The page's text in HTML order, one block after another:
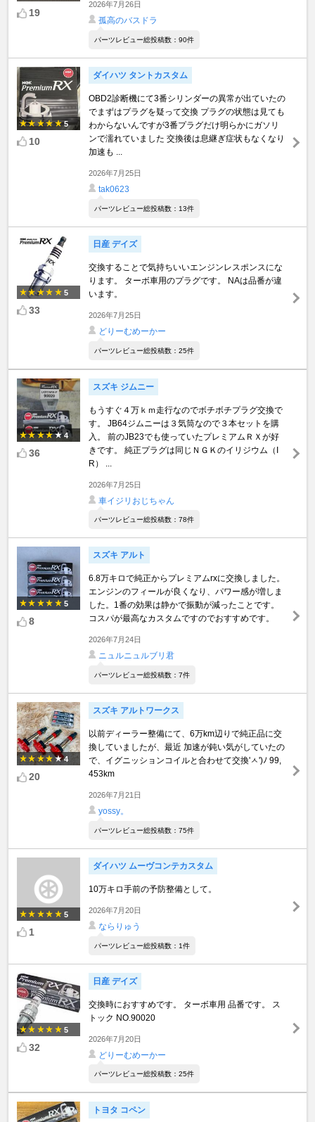
19
2026年7月26日
孤高のバスドラ
パーツレビュー総投稿数：90件
5
10
ダイハツ タントカスタム
OBD2診断機にて3番シリンダーの異常が出ていたの
でまずはプラグを疑って交換 プラグの状態は見ても
わからないんですが3番プラグだけ明らかにガソリ
ンで濡れていました 交換後は息継ぎ症状もなくなり
加速も ...
2026年7月25日
tak0623
パーツレビュー総投稿数：13件
5
33
日産 デイズ
交換することで気持ちいいエンジンレスポンスにな
ります。 ターボ車用のプラグです。 NAは品番が違
います。
2026年7月25日
どりーむめーかー
パーツレビュー総投稿数：25件
4
36
スズキ ジムニー
もうすぐ４万ｋｍ走行なのでボチボチプラグ交換で
す。 JB64ジムニーは３気筒なので３本セットを購
入。 前のJB23でも使っていたプレミアムＲＸが好
きです。 純正プラグは同じＮＧＫのイリジウム（I
R） ...
2026年7月25日
車イジリおじちゃん
パーツレビュー総投稿数：78件
5
8
スズキ アルト
6.8万キロで純正からプレミアムrxに交換しました。
エンジンのフィールが良くなり、パワー感が増しま
した。1番の効果は静かで振動が減ったことです。
コスパが最高なカスタムですのでおすすめです。
2026年7月24日
ニュルニュルブリ君
パーツレビュー総投稿数：7件
4
20
スズキ アルトワークス
以前ディーラー整備にて、6万km辺りで純正品に交
換していましたが、最近 加速が鈍い気がしていたの
で、イグニッションコイルと合わせて交換'ㅅ')ﾉ 99,
453km
2026年7月21日
yossy。
パーツレビュー総投稿数：75件
5
1
ダイハツ ムーヴコンテカスタム
10万キロ手前の予防整備として。
2026年7月20日
ならりゅう
パーツレビュー総投稿数：1件
5
32
日産 デイズ
交換時におすすめです。 ターボ車用 品番です。 ス
トック NO.90020
2026年7月20日
どりーむめーかー
パーツレビュー総投稿数：25件
トヨタ コペン